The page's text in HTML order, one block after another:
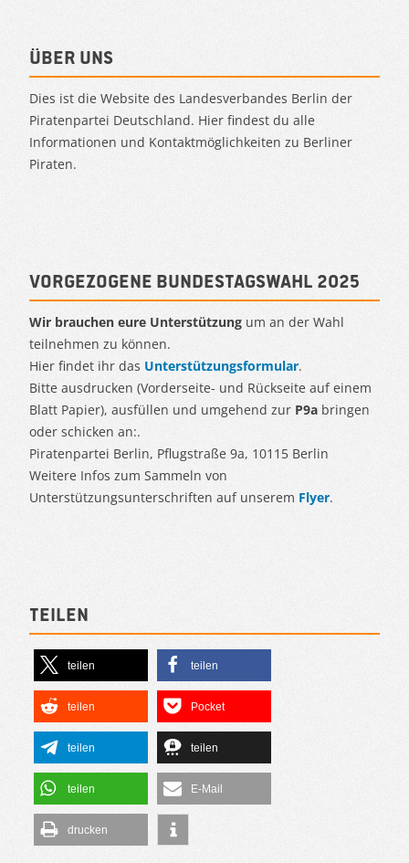
Über uns
Dies ist die Website des Landesverbandes Berlin der
Piratenpartei Deutschland. Hier findest du alle
Informationen und Kontaktmöglichkeiten zu Berliner
Piraten.
Vorgezogene Bundestagswahl 2025
Wir brauchen eure Unterstützung um an der Wahl
teilnehmen zu können.
Hier findet ihr das Unterstützungsformular.
Bitte ausdrucken (Vorderseite- und Rückseite auf einem
Blatt Papier), ausfüllen und umgehend zur P9a bringen
oder schicken an:.
Piratenpartei Berlin, Pflugstraße 9a, 10115 Berlin
Weitere Infos zum Sammeln von
Unterstützungsunterschriften auf unserem Flyer.
Teilen
teilen teilen
teilen Pocket
teilen teilen
teilen E-Mail
drucken